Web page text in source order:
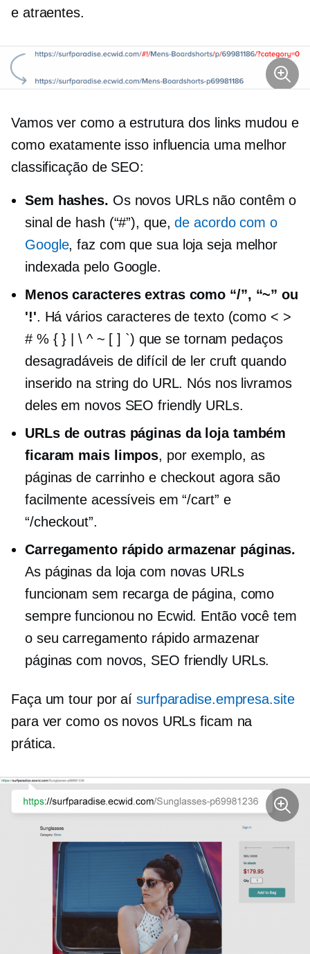
e atraentes.
Vamos ver como a estrutura dos links mudou e
como exatamente isso influencia uma melhor
classificação de SEO:
Sem hashes. Os novos URLs não contêm o
sinal de hash (“#”), que,de acordo com o
Google, faz com que sua loja seja melhor
indexada pelo Google.
Menos caracteres extras como “/”, “~” ou
'!'. Há vários caracteres de texto (como < >
# % { } | \ ^ ~ [ ] `) que se tornam pedaços
desagradáveis ​​dedifícil de lercruft quando
inserido na string do URL. Nós nos livramos
deles em novos SEO friendly URLs.
URLs de outras páginas da loja também
ficaram mais limpos, por exemplo, as
páginas de carrinho e checkout agora são
facilmente acessíveis em “/cart” e
“/checkout”.
Carregamento rápido armazenar páginas.
As páginas da loja com novas URLs
funcionam sem recarga de página, como
sempre funcionou no Ecwid. Então você tem
o seucarregamento rápidoarmazenar
páginas com novos, SEO friendlyURLs.
Faça um tour por aí surfparadise.empresa.site
para ver como os novos URLs ficam na
prática.